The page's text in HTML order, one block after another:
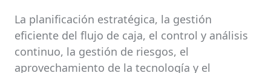
La planificación estratégica, la gestión
eficiente del flujo de caja, el control y análisis
continuo, la gestión de riesgos, el
aprovechamiento de la tecnología y el